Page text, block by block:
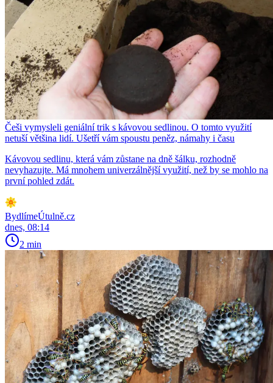
Češi vymysleli geniální trik s kávovou sedlinou. O tomto využití
netuší většina lidí. Ušetří vám spoustu peněz, námahy i času
Kávovou sedlinu, která vám zůstane na dně šálku, rozhodně
nevyhazujte. Má mnohem univerzálnější využití, než by se mohlo na
první pohled zdát.
BydlímeÚtulně.cz
dnes, 08:14
2 min